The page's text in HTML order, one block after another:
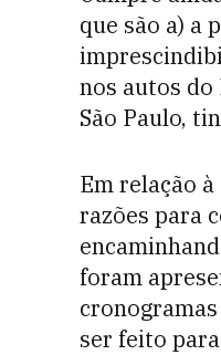
que são a) a
nos autos
São Paulo,
Em relação
razões para
foram
ser feito